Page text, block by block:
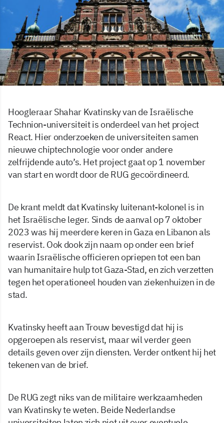
Hoogleraar Shahar Kvatinsky van de Israëlische
Technion-universiteit is onderdeel van het project
React. Hier onderzoeken de universiteiten samen
nieuwe chiptechnologie voor onder andere
zelfrijdende auto’s. Het project gaat op 1 november
van start en wordt door de RUG gecoördineerd.
De krant meldt dat Kvatinsky luitenant-kolonel is in
het Israëlische leger. Sinds de aanval op 7 oktober
2023 was hij meerdere keren in Gaza en Libanon als
reservist. Ook dook zijn naam op onder een brief
waarin Israëlische officieren opriepen tot een ban
van humanitaire hulp tot Gaza-Stad, en zich verzetten
tegen het operationeel houden van ziekenhuizen in de
stad.
Kvatinsky heeft aan Trouw bevestigd dat hij is
opgeroepen als reservist, maar wil verder geen
details geven over zijn diensten. Verder ontkent hij het
tekenen van de brief.
De RUG zegt niks van de militaire werkzaamheden
van Kvatinsky te weten. Beide Nederlandse